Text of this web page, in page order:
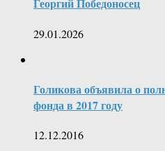
Георгий Победоносец
29.01.2026
Голикова объявила о
фонда в 2017 году
12.12.2016